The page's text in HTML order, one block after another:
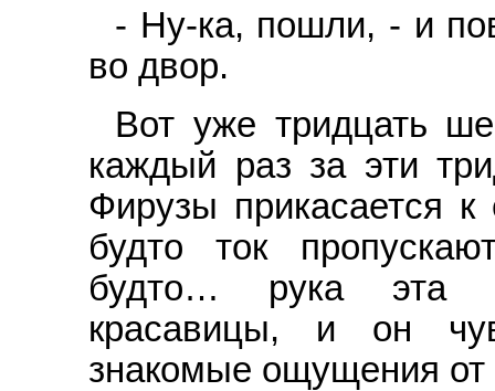
- Ну-ка, пошли, - и
во двор.
Вот уже тридцать
каждый раз за эти
Фирузы прикасается к
будто ток
будто… рука эта
красавицы, и он
знакомые ощущения